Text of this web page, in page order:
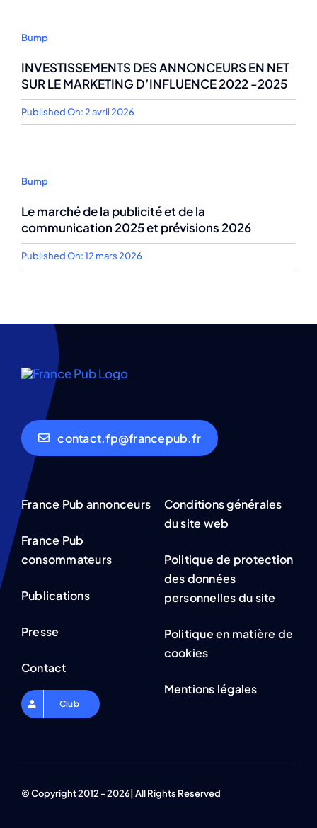
Bump
INVESTISSEMENTS DES ANNONCEURS EN NET
SUR LE MARKETING D’INFLUENCE 2022 -2025
Published On: 2 avril 2026
Bump
Le marché de la publicité et de la
communication 2025 et prévisions 2026
Published On: 12 mars 2026
contact.fp@francepub.fr
France Pub annonceurs
France Pub
consommateurs
Publications
Presse
Contact
Club
Conditions générales
du site web
Politique de protection
des données
personnelles du site
Politique en matière de
cookies
Mentions légales
© Copyright 2012 - 2026| All Rights Reserved